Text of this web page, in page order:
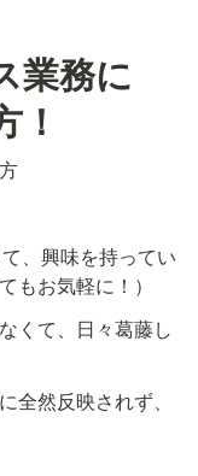
業務に
、興味を持ってい
もお気軽に！）
くて、日々葛藤し
全然反映されず、